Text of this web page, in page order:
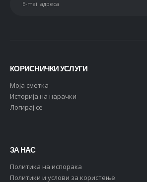
КОРИСНИЧКИ УСЛУГИ
Moja сметка
Историја на нарачки
Логирај се
ЗА НАС
Политика на испорака
Политики и услови за користење